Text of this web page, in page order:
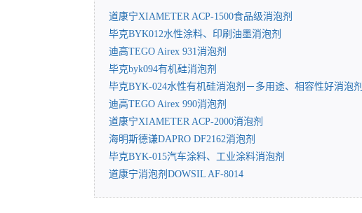
道康宁XIAMETER ACP-1500食品级消泡剂
毕克BYK012水性涂料、印刷油墨消泡剂
迪高TEGO Airex 931消泡剂
毕克byk094有机硅消泡剂
毕克BYK-024水性有机硅消泡剂－多用途、相容性好消泡剂
迪高TEGO Airex 990消泡剂
道康宁XIAMETER ACP-2000消泡剂
海明斯德谦DAPRO DF2162消泡剂
毕克BYK-015汽车涂料、工业涂料消泡剂
道康宁消泡剂DOWSIL AF-8014